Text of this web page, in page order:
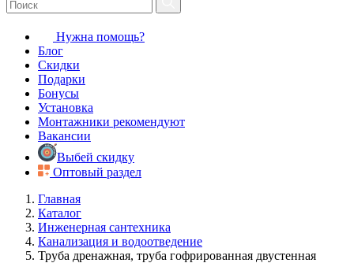
Нужна помощь?
Блог
Скидки
Подарки
Бонусы
Установка
Монтажники рекомендуют
Вакансии
Выбей скидку
Оптовый раздел
Главная
Каталог
Инженерная сантехника
Канализация и водоотведение
Труба дренажная, труба гофрированная двустенная